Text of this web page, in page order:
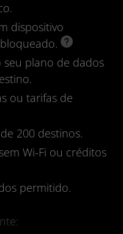
dispositivo
seu plano de dados
ou tarifas de
200 destinos.
Wi-Fi ou créditos
permitido.